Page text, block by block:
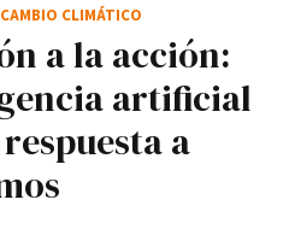
a la acción:
artificial
a
CAMBIO CLIMÁTICO